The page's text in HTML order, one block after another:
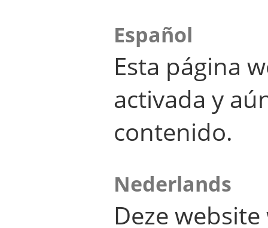
Español
Esta página
activada y
contenido.
Nederlands
Deze